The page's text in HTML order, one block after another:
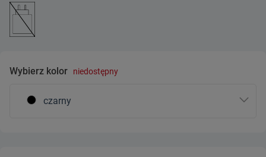
Wybierz kolor niedostępny
czarny